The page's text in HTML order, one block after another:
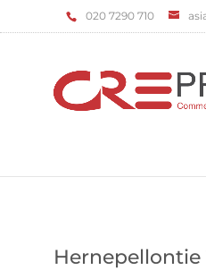
‌020 7290 710
Hernepellontie